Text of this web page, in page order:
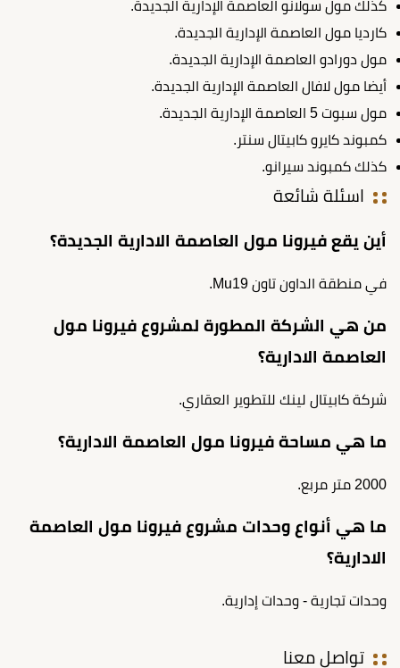
كذلك مول سولانو العاصمة الإدارية الجديدة.
كارديا مول العاصمة الإدارية الجديدة.
مول دورادو العاصمة الإدارية الجديدة.
أيضا مول لافال العاصمة الإدارية الجديدة.
مول سبوت 5 العاصمة الإدارية الجديدة.
كمبوند كايرو كابيتال سنتر.
كذلك كمبوند سيرانو.
اسئلة شائعة
أين يقع فيرونا مول العاصمة الادارية الجديدة؟
في منطقة الداون تاون Mu19.
من هي الشركة المطورة لمشروع فيرونا مول
العاصمة الادارية؟
شركة كابيتال لينك للتطوير العقاري.
ما هي مساحة فيرونا مول العاصمة الادارية؟
2000 متر مربع.
ما هي أنواع وحدات مشروع فيرونا مول العاصمة
الادارية؟
وحدات تجارية - وحدات إدارية.
تواصل معنا